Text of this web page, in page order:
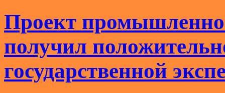
Проект
получил
государственной